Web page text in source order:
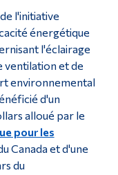
l'initiative
énergétique
l'éclairage
ventilation et de
environnemental
d'un
alloué par le
pour les
Canada et d'une
du